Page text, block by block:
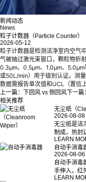
新闻动态
News
粒子计数器（Particle Counter）
2026-05-12
粒子计数器是检测洁净室内空气
气被抽过激光束窗口，颗粒物折
0.3μm、0.5μm、1.0μm、
或50L/min）用于级别认证。测
数据需报告单次值和UCL（置信上
上一篇： 下回风 vs 侧回风 下一篇：
相关推荐
无尘纸（
2026-08-08
无尘纸是洁
制成，热封
LEARN
自动手消毒
2026-08-06
自动手消毒
手伸入，红
LEARN